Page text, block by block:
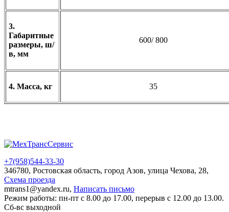
3.
Габаритные
размеры, ш/
в, мм
600/ 800
4. Масса, кг 35
+7(958)544-33-30
346780, Ростовская область, город Азов, улица Чехова, 28,
Схема проезда
mtrans1@yandex.ru, Написать письмо
Режим работы: пн-пт с 8.00 до 17.00, перерыв с 12.00 до 13.00.
Сб-вс выходной